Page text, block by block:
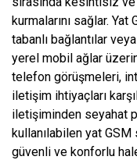
kurmalarını sağlar.
tabanlı bağlantılar
yerel mobil ağlar
telefon görüşmeleri,
iletişim ihtiyaçları
iletişiminden seyahat
kullanılabilen yat
güvenli ve konforlu